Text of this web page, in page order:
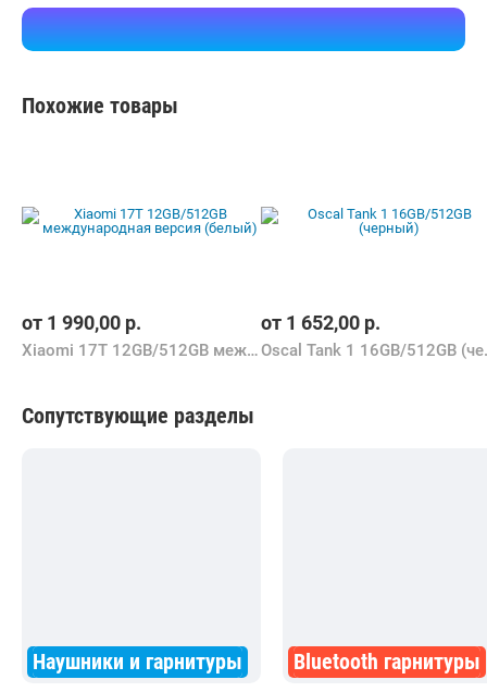
Похожие товары
от 1 990,00 р.
Xiaomi 17T 12GB/512GB международная версия (белый)
от 1 652,00 р.
Сопутствующие разделы
Наушники и гарнитуры Bluetooth гарнитуры